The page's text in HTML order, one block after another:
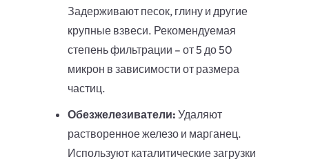
Задерживают песок, глину и другие
крупные взвеси. Рекомендуемая
степень фильтрации – от 5 до 50
микрон в зависимости от размера
частиц.
Обезжелезиватели: Удаляют
растворенное железо и марганец.
Используют каталитические загрузки